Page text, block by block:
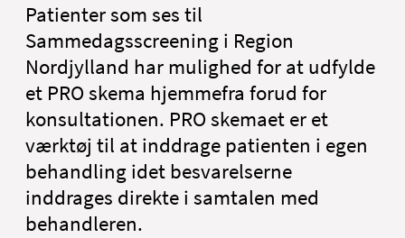
Patienter som ses til
Sammedagsscreening i Region
Nordjylland har mulighed for at udfylde
et PRO skema hjemmefra forud for
konsultationen. PRO skemaet er et
værktøj til at inddrage patienten i egen
behandling idet besvarelserne
inddrages direkte i samtalen med
behandleren.